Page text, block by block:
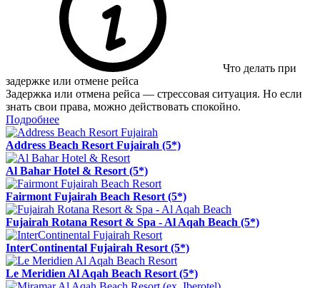
Что делать при
задержке или отмене рейса
Задержка или отмена рейса — стрессовая ситуация. Но если
знать свои права, можно действовать спокойно.
Подробнее
Address Beach Resort Fujairah (5*)
Al Bahar Hotel & Resort (5*)
Fairmont Fujairah Beach Resort (5*)
Fujairah Rotana Resort & Spa - Al Aqah Beach (5*)
InterContinental Fujairah Resort (5*)
Le Meridien Al Aqah Beach Resort (5*)